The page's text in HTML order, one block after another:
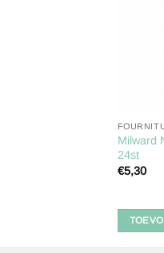
Milward
24st
€5,30